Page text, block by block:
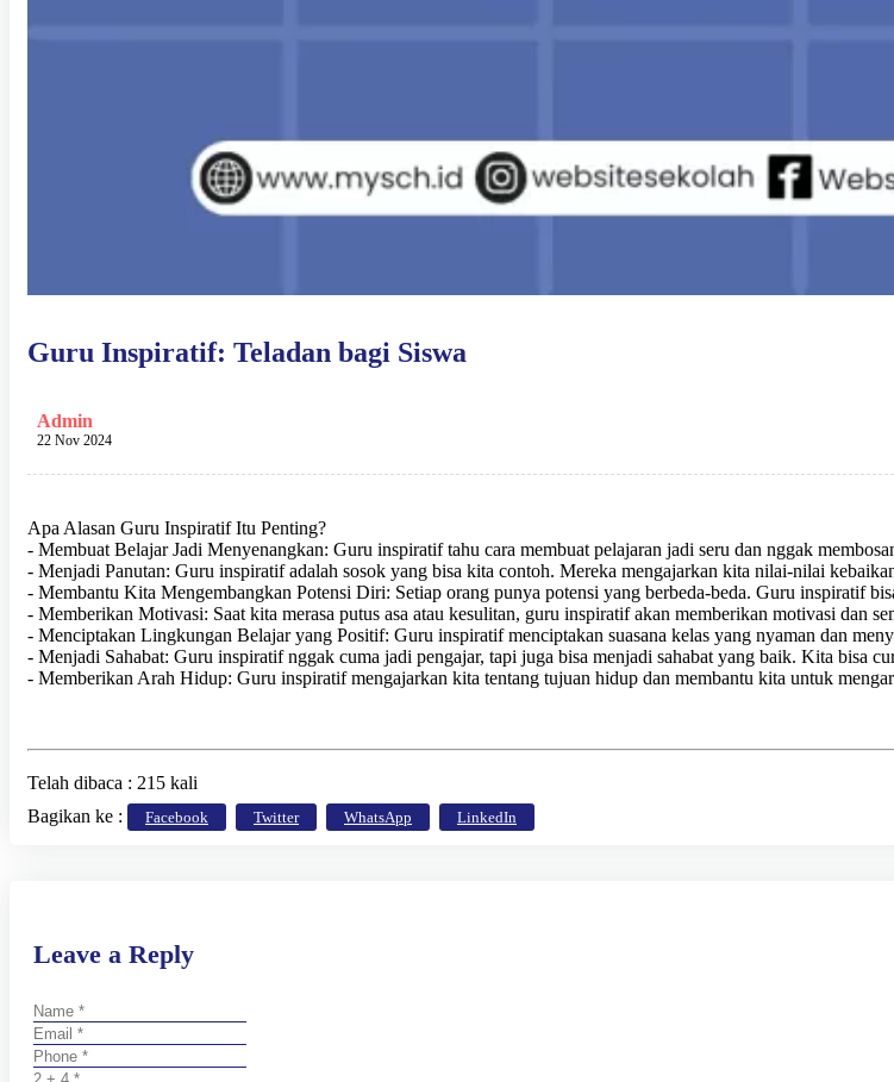
Guru Inspiratif: Teladan bagi Siswa
Admin
22 Nov 2024
Apa Alasan Guru Inspiratif Itu Penting?
- Membuat Belajar Jadi Menyenangkan: Guru inspiratif tahu cara membuat pelajaran jadi seru dan nggak
- Menjadi Panutan: Guru inspiratif adalah sosok yang bisa kita contoh. Mereka mengajarkan kita nilai-nilai
- Membantu Kita Mengembangkan Potensi Diri: Setiap orang punya potensi yang berbeda-beda. Guru inspiratif
- Memberikan Motivasi: Saat kita merasa putus asa atau kesulitan, guru inspiratif akan memberikan motivasi dan
- Menciptakan Lingkungan Belajar yang Positif: Guru inspiratif menciptakan suasana kelas yang nyaman dan
- Menjadi Sahabat: Guru inspiratif nggak cuma jadi pengajar, tapi juga bisa menjadi sahabat yang baik. Kita bisa
- Memberikan Arah Hidup: Guru inspiratif mengajarkan kita tentang tujuan hidup dan membantu kita untuk
Telah dibaca : 215 kali
Bagikan ke :
Facebook Twitter WhatsApp LinkedIn
Leave a Reply